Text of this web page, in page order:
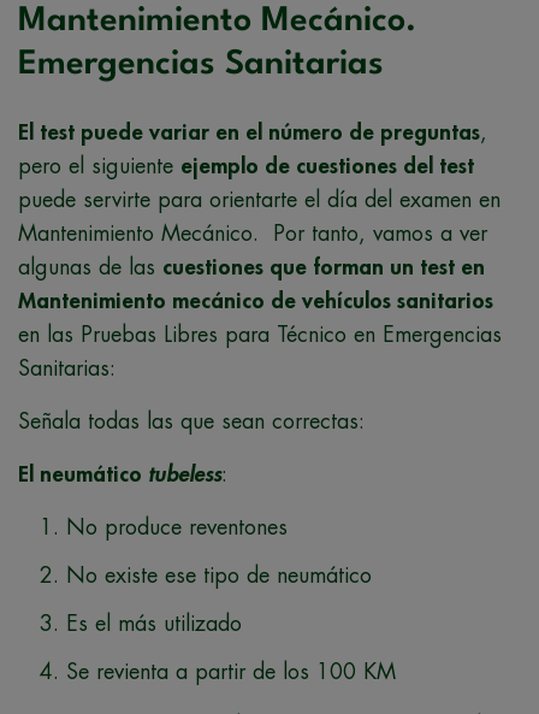
Mantenimiento Mecánico.
Emergencias Sanitarias
El test puede variar en el número de preguntas,
pero el siguiente ejemplo de cuestiones del test
puede servirte para orientarte el día del examen en
Mantenimiento Mecánico. Por tanto, vamos a ver
algunas de las cuestiones que forman un test en
Mantenimiento mecánico de vehículos sanitarios
en las Pruebas Libres para Técnico en Emergencias
Sanitarias:
Señala todas las que sean correctas:
El neumático tubeless:
No produce reventones
No existe ese tipo de neumático
Es el más utilizado
Se revienta a partir de los 100 KM